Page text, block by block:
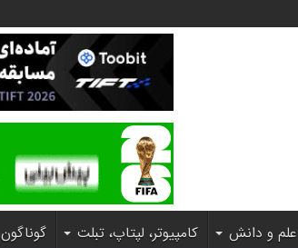
علم و دانش کامپیوتر، لپتاپ، تبلت گوناگون